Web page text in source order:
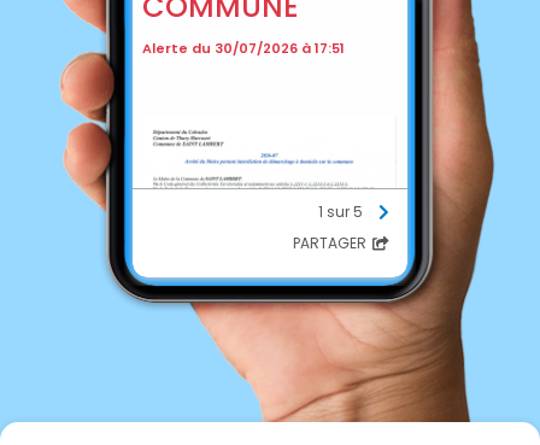
Alerte du 30/07/2026 à 17:51
1 sur 5
PARTAGER